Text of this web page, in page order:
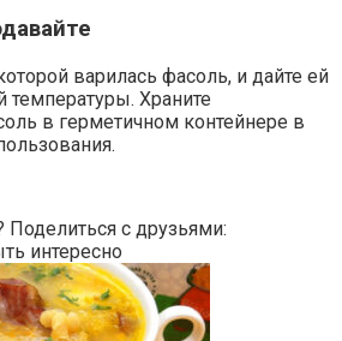
варилась фасоль, и дайте ей
температуры. Храните
в герметичном контейнере в
Поделиться с друзьями:
интересно